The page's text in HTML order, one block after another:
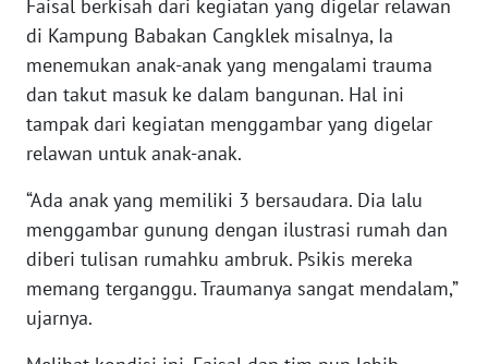
Faisal berkisah dari kegiatan yang digelar relawan
di Kampung Babakan Cangklek misalnya, Ia
menemukan anak-anak yang mengalami trauma
dan takut masuk ke dalam bangunan. Hal ini
tampak dari kegiatan menggambar yang digelar
relawan untuk anak-anak.
“Ada anak yang memiliki 3 bersaudara. Dia lalu
menggambar gunung dengan ilustrasi rumah dan
diberi tulisan rumahku ambruk. Psikis mereka
memang terganggu. Traumanya sangat mendalam,”
ujarnya.
WN
WN
SUMSEL
WN
BENGKULU
LAMPUNG
WN